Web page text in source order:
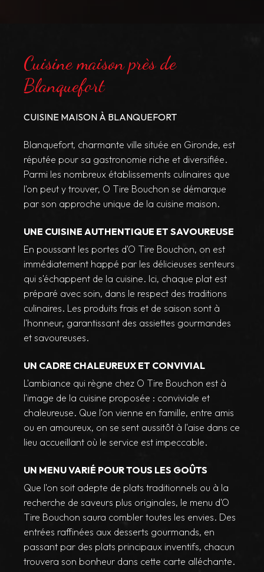
Cuisine maison près de
Blanquefort
CUISINE MAISON À BLANQUEFORT
Blanquefort, charmante ville située en Gironde, est
réputée pour sa gastronomie riche et diversifiée.
Parmi les nombreux établissements culinaires que
l'on peut y trouver, O Tire Bouchon se démarque
par son approche unique de la cuisine maison.
UNE CUISINE AUTHENTIQUE ET SAVOUREUSE
En poussant les portes d'O Tire Bouchon, on est
immédiatement happé par les délicieuses senteurs
qui s'échappent de la cuisine. Ici, chaque plat est
préparé avec soin, dans le respect des traditions
culinaires. Les produits frais et de saison sont à
l'honneur, garantissant des assiettes gourmandes
et savoureuses.
UN CADRE CHALEUREUX ET CONVIVIAL
L'ambiance qui règne chez O Tire Bouchon est à
l'image de la cuisine proposée : conviviale et
chaleureuse. Que l'on vienne en famille, entre amis
ou en amoureux, on se sent aussitôt à l'aise dans ce
lieu accueillant où le service est impeccable.
UN MENU VARIÉ POUR TOUS LES GOÛTS
Que l'on soit adepte de plats traditionnels ou à la
recherche de saveurs plus originales, le menu d'O
Tire Bouchon saura combler toutes les envies. Des
entrées raffinées aux desserts gourmands, en
passant par des plats principaux inventifs, chacun
trouvera son bonheur dans cette carte alléchante.